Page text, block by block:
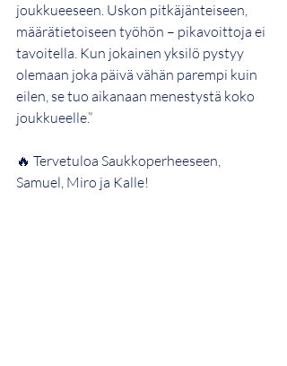
joukkueeseen. Uskon pitkäjänteiseen,
määrätietoiseen työhön – pikavoittoja ei
tavoitella. Kun jokainen yksilö pystyy
olemaan joka päivä vähän parempi kuin
eilen, se tuo aikanaan menestystä koko
joukkueelle.”
🔥 Tervetuloa Saukkoperheeseen,
Samuel, Miro ja Kalle!